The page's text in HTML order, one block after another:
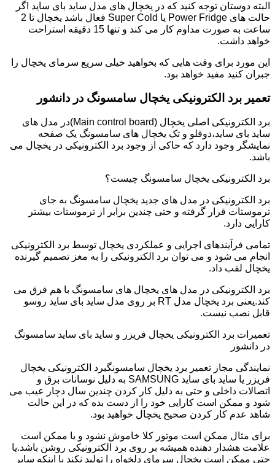
البته دوستان توجه کنید که در یخچال های مدل ساید بای ساید اگر
حالت های Power Fridge یا Super Cold فعال باشد یخچال تا 2
ساعت به صورت مداوم کار می کند و تنها 15 دقیقه استراحت
خواهد داشت.
این مورد برای وقت هایی که بخواهید خیلی سریع سرمای یخچال را
جبران کنید مفید خواهد بود.
تعمیر برد الکترونیکی یخچال سامسونگ در دانشور
برد الکترونیکی اصلی یخچال (Main control board)در مدل های
ساید بای ساید،دوقلو و تک یخچال های سامسونگ یک صفحه
نمایشگر وجود دارد که حاکی از وجود برد الکترونیکی در یخچال می
باشد.
برد الکترونیکی یخچال سامسونگ چیست؟
برد الکترونیکی در مدل های جدید یخچال سامسونگ به جای
ترموستات قرار گرفته و حتی چندین برابر از ترموستات بیشتر
کارایی دارد.
تمامی فرآیندهای اجرایی و عملکردی یخچال توسط برد الکترونیکی
انجام می شود و می توان برد الکترونیکی را به مغز تصمیم گیرنده
یخچال لقب داد.
برد الکترونیکی در مدل های یخچال های سامسونگ با هم فرق می
کند.یعنی برد یخچال مدل RT بر روی مدل ساید بای ساید روسو
قابل نصب نیست.
تعمیرات برد الکترونیکی یخچال فریزر و ساید بای ساید سامسونگ
در دانشور
نمایندگی مجاز تعمیر برد یخچال سامسونگبرد الکترونیکی یخچال
فریزر یا ساید بای ساید SAMSUNG به دلیل نوسانات برق و
اتصالات داخلی و حتی به دلیل کار کردن چندین سال دچار عیب می
شود و ممکن است کارایی خود را از دست بده که در این حالت
شاهد عدم کار کردن صحیح یخچال خواهید بود.
برای مثال ممکن است موتور کلا خاموش نشود و یا ممکن است
علامت هشدار دهنده همیشه بر روی برد الکترونیکی روشن باشد.یا
حتی ممکن است یخچال سرمای دلخواه را تولید نکند با اینکه سایر